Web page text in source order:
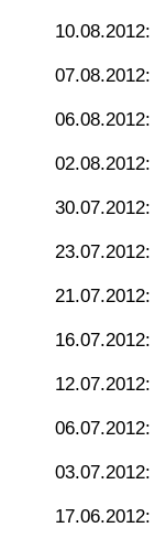
10.08.2012:
07.08.2012:
06.08.2012:
02.08.2012:
30.07.2012:
23.07.2012:
21.07.2012:
16.07.2012:
12.07.2012:
06.07.2012:
03.07.2012:
17.06.2012: